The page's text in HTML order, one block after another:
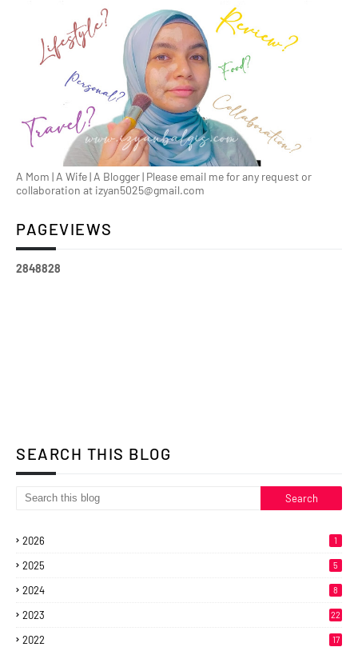
A Mom | A Wife | A Blogger | Please email me for any request or
collaboration at izyan5025@gmail.com
PAGEVIEWS
2848828
SEARCH THIS BLOG
2026 1
2025 5
2024 8
2023 22
2022 17